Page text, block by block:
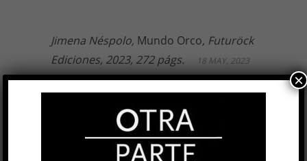
Jimena Néspolo, Mundo Orco, Futuröck
Ediciones, 2023, 272 págs.
0 Email 0
18 MAY, 2023
×